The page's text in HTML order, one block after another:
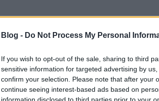
Blog - Do Not Process My Personal
If you wish to opt-out of the sale, sharing to third
sensitive information for targeted advertising by
confirm your selection. Please note that after your
continue seeing interest-based ads based on
information disclosed to third parties prior to your